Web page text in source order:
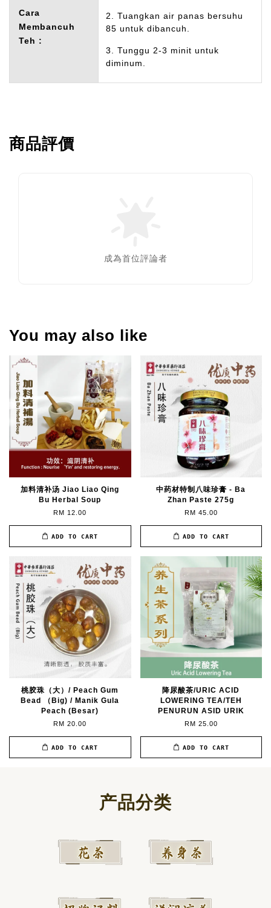
Cara
Membancuh
Teh :
2. Tuangkan air panas bersuhu
85 untuk dibancuh.
3. Tunggu 2-3 minit untuk
diminum.
商品評價
成為首位評論者
You may also like
加料清补汤 Jiao Liao Qing
Bu Herbal Soup
RM 12.00
ADD TO CART
中药材特制八味珍膏 - Ba
Zhan Paste 275g
RM 45.00
ADD TO CART
桃胶珠（大）/ Peach Gum
Bead （Big) / Manik Gula
Peach (Besar)
RM 20.00
ADD TO CART
降尿酸茶/URIC ACID
LOWERING TEA/TEH
PENURUN ASID URIK
RM 25.00
ADD TO CART
产品分类